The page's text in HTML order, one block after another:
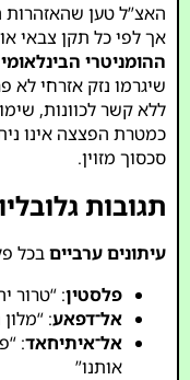
האצ”ל טען שהאזהרות
אך לפי כל תקן צבאי
ההומניטרי
שיגרמו נזק אזרחי לא
ללא קשר לכוונות,
כמטרת הפצצה אינו
סכסוך מזוין.
תגובות
עיתונים ערבייםבכל
פלסטין: “טרור יהודי הורג
אל־דפאע:
אל־איתיחאד:
אותנו”